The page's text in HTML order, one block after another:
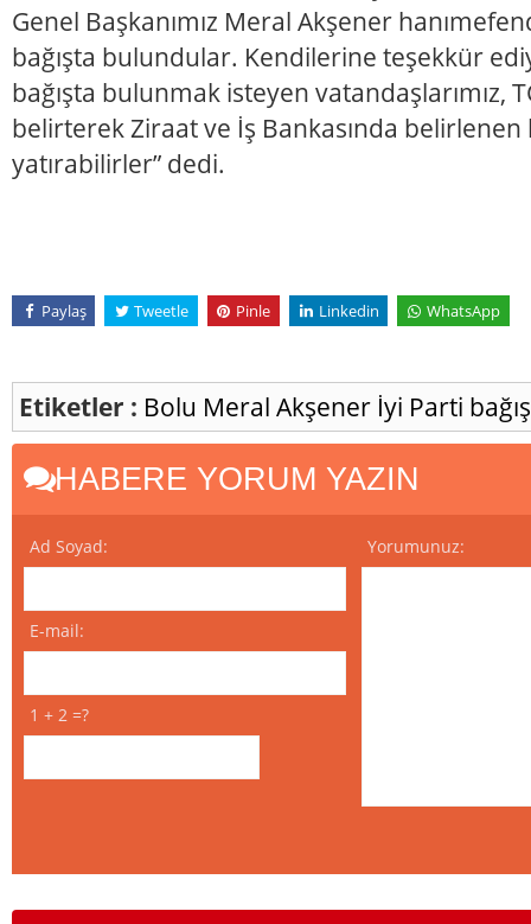
Genel Başkanımız Meral Akşener
bağışta bulundular. Kendilerine teşekkür
bağışta bulunmak isteyen vatandaşlarımız,
belirterek Ziraat ve İş Bankasında
yatırabilirler” dedi.
Paylaş Tweetle Pinle Linkedin WhatsApp
Etiketler : Bolu Meral Akşener İyi Parti bağış
HABERE YORUM YAZIN
Ad Soyad:
E-mail:
1 + 2 =?
Yorumunuz: